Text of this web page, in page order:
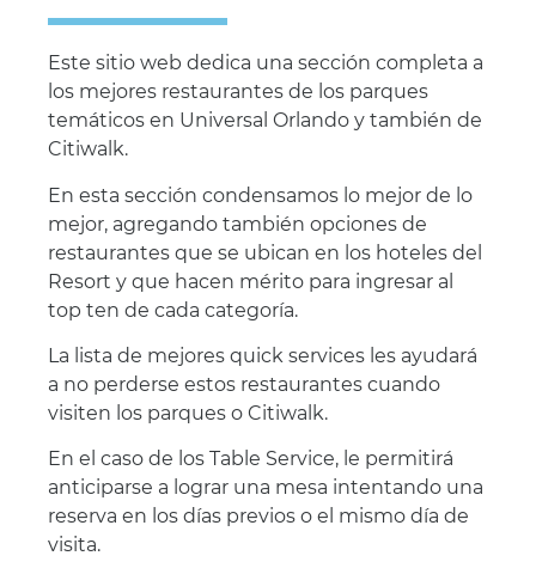
Este sitio web dedica una sección completa a
los mejores restaurantes de los parques
temáticos en Universal Orlando y también de
Citiwalk.
En esta sección condensamos lo mejor de lo
mejor, agregando también opciones de
restaurantes que se ubican en los hoteles del
Resort y que hacen mérito para ingresar al
top ten de cada categoría.
La lista de mejores quick services les ayudará
a no perderse estos restaurantes cuando
visiten los parques o Citiwalk.
En el caso de los Table Service, le permitirá
anticiparse a lograr una mesa intentando una
reserva en los días previos o el mismo día de
visita.